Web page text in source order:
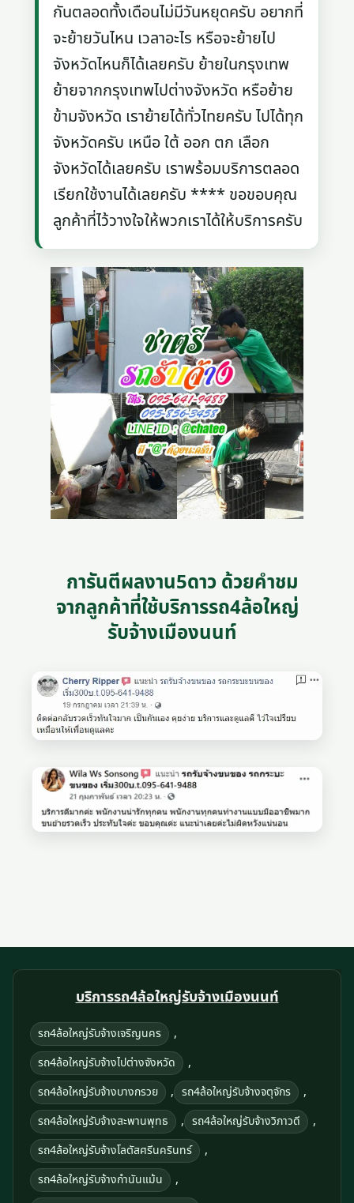
กันตลอดทั้งเดือนไม่มีวันหยุดครับ อยากที่
จะย้ายวันไหน เวลาอะไร หรือจะย้ายไป
จังหวัดไหนก็ได้เลยครับ ย้ายในกรุงเทพ
ย้ายจากกรุงเทพไปต่างจังหวัด หรือย้าย
ข้ามจังหวัด เราย้ายได้ทั่วไทยครับ ไปได้ทุก
จังหวัดครับ เหนือ ใต้ ออก ตก เลือก
จังหวัดได้เลยครับ เราพร้อมบริการตลอด
เรียกใช้งานได้เลยครับ **** ขอขอบคุณ
ลูกค้าที่ไว้วางใจให้พวกเราได้ให้บริการครับ
การันตีผลงาน5ดาว ด้วยคำชม
จากลูกค้าที่ใช้บริการรถ4ล้อใหญ่
รับจ้างเมืองนนท์
บริการรถ4ล้อใหญ่รับจ้างเมืองนนท์
รถ4ล้อใหญ่รับจ้างเจริญนคร ,
รถ4ล้อใหญ่รับจ้างไปต่างจังหวัด ,
รถ4ล้อใหญ่รับจ้างบางกรวย , รถ4ล้อใหญ่รับจ้างจตุจักร ,
รถ4ล้อใหญ่รับจ้างสะพานพุทธ , รถ4ล้อใหญ่รับจ้างวิภาวดี ,
รถ4ล้อใหญ่รับจ้างโลตัสศรีนครินทร์ ,
รถ4ล้อใหญ่รับจ้างกำนันแม้น ,